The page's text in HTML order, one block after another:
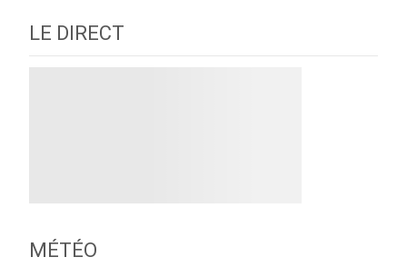
LE DIRECT
MÉTÉO